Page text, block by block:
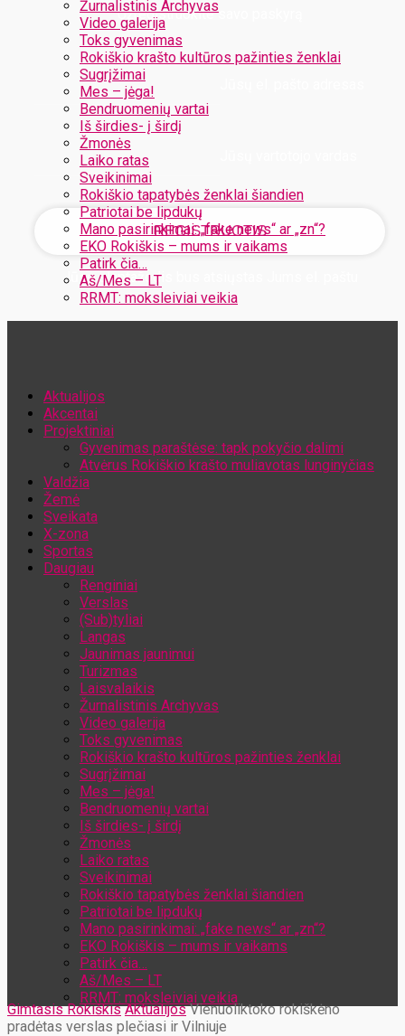
Žurnalistinis Archyvas
Video galerija
Toks gyvenimas
Rokiškio krašto kultūros pažinties ženklai
Sugrįžimai
Mes – jėga!
Bendruomenių vartai
Iš širdies- į širdį
Žmonės
Laiko ratas
Sveikinimai
Rokiškio tapatybės ženklai šiandien
Patriotai be lipdukų
Mano pasirinkimai: „fake news“ ar „zn“?
EKO Rokiškis – mums ir vaikams
Patirk čia…
Aš/Mes – LT
RRMT: moksleiviai veikia
Užregistruokite savo paskyrą
Jūsų slaptažodis bus atsiųstas Jums el. paštu
Aktualijos
Akcentai
Projektiniai
Gyvenimas paraštėse: tapk pokyčio dalimi
Atvėrus Rokiškio krašto muliavotas lunginyčias
Valdžia
Žemė
Sveikata
X-zona
Sportas
Daugiau
Renginiai
Verslas
(Sub)tyliai
Langas
Jaunimas jaunimui
Turizmas
Laisvalaikis
Žurnalistinis Archyvas
Video galerija
Toks gyvenimas
Rokiškio krašto kultūros pažinties ženklai
Sugrįžimai
Mes – jėga!
Bendruomenių vartai
Iš širdies- į širdį
Žmonės
Laiko ratas
Sveikinimai
Rokiškio tapatybės ženklai šiandien
Patriotai be lipdukų
Mano pasirinkimai: „fake news“ ar „zn“?
EKO Rokiškis – mums ir vaikams
Patirk čia…
Aš/Mes – LT
RRMT: moksleiviai veikia
Gimtasis Rokiškis Aktualijos Vienuoliktoko rokiškėno
pradėtas verslas plečiasi ir Vilniuje